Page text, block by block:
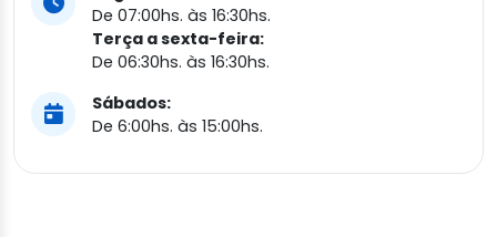
De 07:00hs. às 16:30hs.
Terça a sexta-feira:
De 06:30hs. às 16:30hs.
Sábados:
De 6:00hs. às 15:00hs.